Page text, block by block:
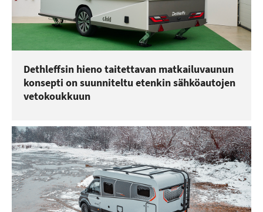
Dethleffsin hieno taitettavan matkailuvaunun
konsepti on suunniteltu etenkin sähköautojen
vetokoukkuun